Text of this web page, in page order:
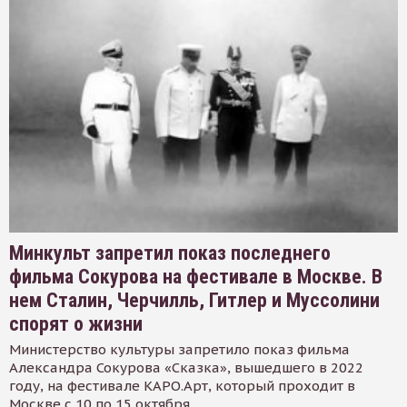
Минкульт запретил показ последнего
фильма Сокурова на фестивале в Москве. В
нем Сталин, Черчилль, Гитлер и Муссолини
спорят о жизни
Министерство культуры запретило показ фильма
Александра Сокурова «Сказка», вышедшего в 2022
году, на фестивале КАРО.Арт, который проходит в